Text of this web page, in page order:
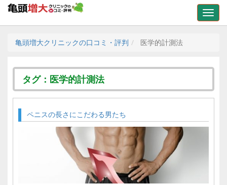
亀頭増大クリニックの口コミ・評判 医学的計測法
タグ：医学的計測法
ペニスの長さにこだわる男たち